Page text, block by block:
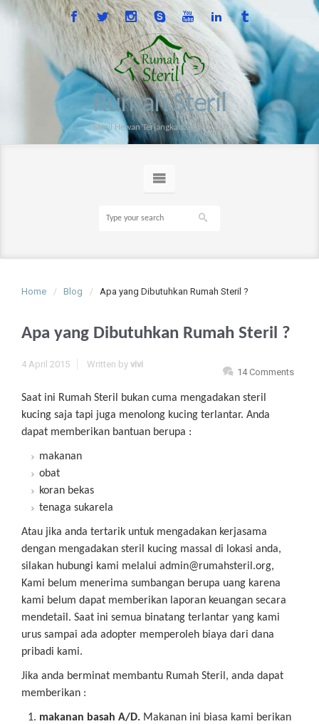
Rumah Steril
Steril Hewan Terjangkau sejak 2014
Home Blog Apa yang Dibutuhkan Rumah Steril ?
Apa yang Dibutuhkan Rumah Steril ?
4 April 2015
14 Comments
Written by vivi
Saat ini Rumah Steril bukan cuma mengadakan steril
kucing saja tapi juga menolong kucing terlantar. Anda
dapat memberikan bantuan berupa :
makanan
obat
koran bekas
tenaga sukarela
Atau jika anda tertarik untuk mengadakan kerjasama
dengan mengadakan steril kucing massal di lokasi anda,
silakan hubungi kami melalui admin@rumahsteril.org,
Kami belum menerima sumbangan berupa uang karena
kami belum dapat memberikan laporan keuangan secara
mendetail. Saat ini semua binatang terlantar yang kami
urus sampai ada adopter memperoleh biaya dari dana
pribadi kami.
Jika anda berminat membantu Rumah Steril, anda dapat
memberikan :
makanan basah A/D. Makanan ini biasa kami berikan